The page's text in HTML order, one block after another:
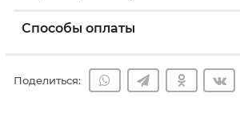
Способы оплаты
Поделиться: